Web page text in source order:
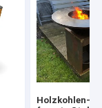
Holzkohlen-